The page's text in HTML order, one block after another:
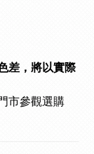
差，將以實際
市參觀選購